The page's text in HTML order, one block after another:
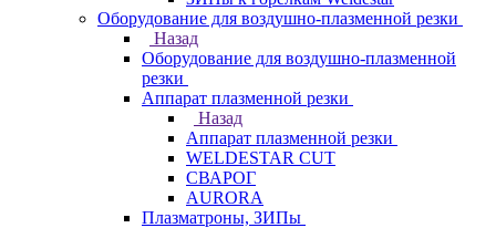
Оборудование для воздушно-плазменной резки
Назад
Оборудование для воздушно-плазменной
резки
Аппарат плазменной резки
Назад
Аппарат плазменной резки
WELDESTAR CUT
СВАРОГ
AURORA
Плазматроны, ЗИПы